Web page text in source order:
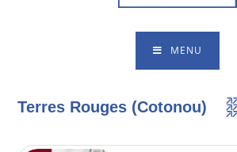
MENU
Terres Rouges (Cotonou)